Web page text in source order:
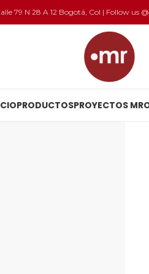
79 N 28 A 12 Bogotá, Col | Follow us
PRODUCTOSPROYECTOS MR